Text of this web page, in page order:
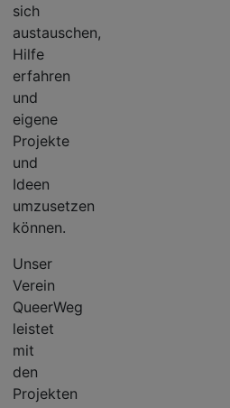
sich
austauschen,
Hilfe
erfahren
und
eigene
Projekte
und
Ideen
umzusetzen
können.
Unser
Verein
QueerWeg
leistet
mit
den
Projekten